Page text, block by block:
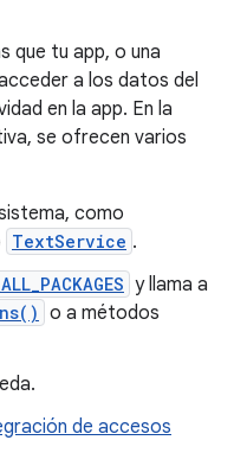
que tu app, o una
a los datos del
en la app. En la
se ofrecen varios
como
TextService .
y llama a
o a métodos
de accesos